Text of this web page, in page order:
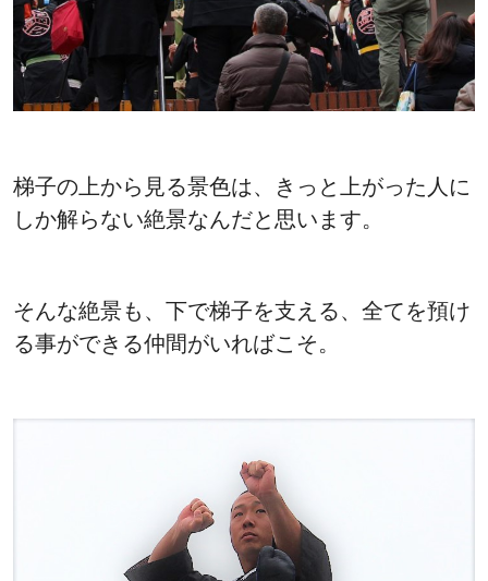
梯子の上から見る景色は、きっと上がった人に
しか解らない絶景なんだと思います。
そんな絶景も、下で梯子を支える、全てを預け
る事ができる仲間がいればこそ。